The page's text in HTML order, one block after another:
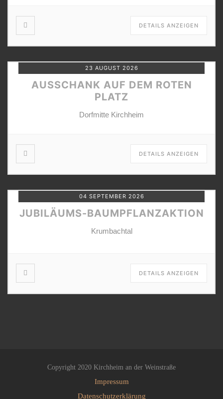
DETAILS ANZEIGEN
23 AUGUST 2026
AUSSCHANK AUF DEM ROTEN
PLATZ
Dorfmitte Kirchheim
DETAILS ANZEIGEN
04 SEPTEMBER 2026
JUBILÄUMS-BAUMPFLANZAKTION
Krumbachtal
DETAILS ANZEIGEN
Copyright 2020 Kirchheim an der Weinstraße
Impressum
Datenschutzerklärung